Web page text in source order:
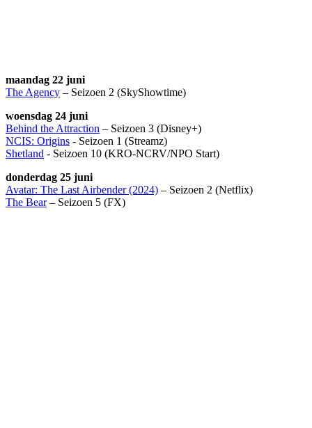
maandag 22 juni
The Agency – Seizoen 2 (SkyShowtime)
woensdag 24 juni
Behind the Attraction – Seizoen 3 (Disney+)
NCIS: Origins - Seizoen 1 (Streamz)
Shetland - Seizoen 10 (KRO-NCRV/NPO Start)
donderdag 25 juni
Avatar: The Last Airbender (2024) – Seizoen 2 (Netflix)
The Bear– Seizoen 5 (FX)